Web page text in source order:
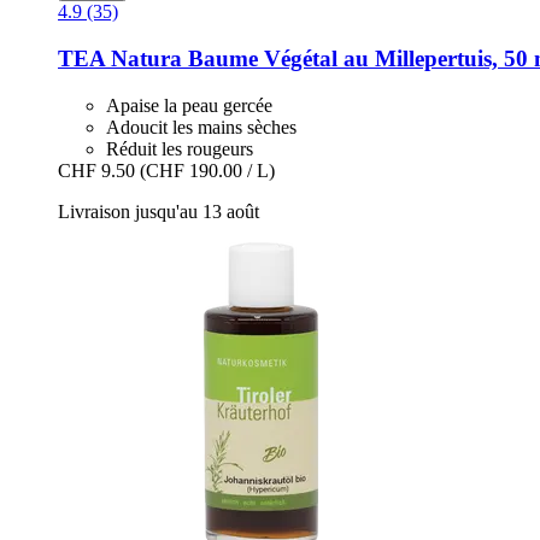
4.9 (35)
TEA Natura Baume Végétal au Millepertuis, 50
Apaise la peau gercée
Adoucit les mains sèches
Réduit les rougeurs
CHF 9.50 (CHF 190.00 / L)
Livraison jusqu'au 13 août